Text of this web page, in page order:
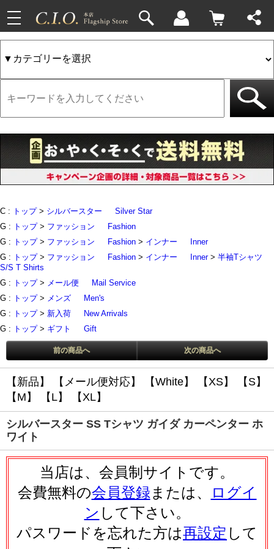
toggle
navigation
C : トップ> シルバースター
Silver Star
G : トップ> ファッション
Fashion
G : トップ> ファッション Fashion > インナー
Inner
G : トップ> ファッション Fashion > インナー Inner> 半袖Tシャツ
S/S T Shirts
G : トップ> メール便
Mail Service
G : トップ> メンズ
Men's
G : トップ> 新入荷
New Arrivals
G : トップ> ギフト Gift
前の商品へ 次の商品へ
【新品】 【メール便対応】 【White】 【XS】
【S】
【M】
【L】 【XL】
シルバースター SS Tシャツ ガイダ カーペンター ホ
ワイト
当店は、会員制サイトです。
会費無料の会員登録または、
ログイ
ン して下さい。
パスワードを忘れた方は再設定 して
4件
33件